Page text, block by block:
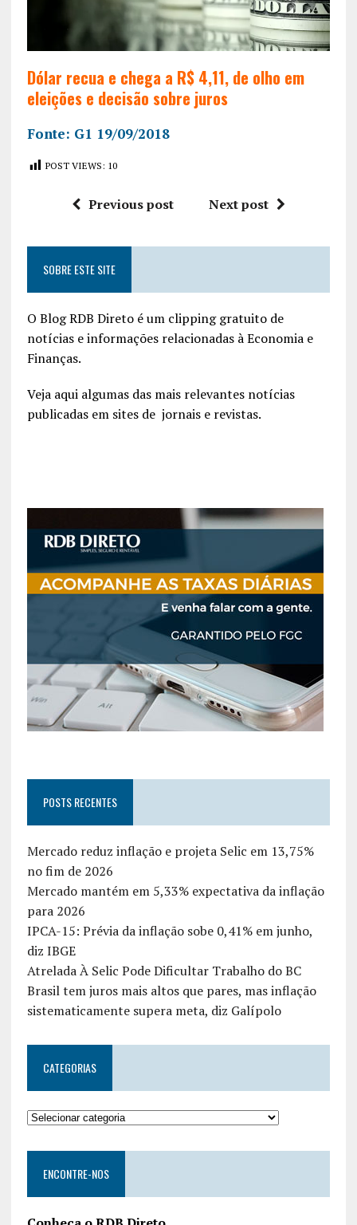
Dólar recua e chega a R$ 4,11, de olho em
eleições e decisão sobre juros
Fonte: G1 19/09/2018
POST VIEWS: 10
Previous post Next post
SOBRE ESTE SITE
O Blog RDB Direto é um clipping gratuito de
notícias e informações relacionadas à Economia e
Finanças.
Veja aqui algumas das mais relevantes notícias
publicadas em sites de jornais e revistas.
POSTS RECENTES
Mercado reduz inflação e projeta Selic em 13,75%
no fim de 2026
Mercado mantém em 5,33% expectativa da inflação
para 2026
IPCA-15: Prévia da inflação sobe 0,41% em junho,
diz IBGE
Atrelada À Selic Pode Dificultar Trabalho do BC
Brasil tem juros mais altos que pares, mas inflação
sistematicamente supera meta, diz Galípolo
CATEGORIAS
ENCONTRE-NOS